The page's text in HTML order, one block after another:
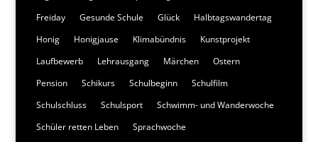
Freiday
Gesunde Schule Glück
Halbtagswandertag
Honig
Honigjause Klimabündnis
Kunstprojekt
Laufbewerb
Lehrausgang Märchen
Ostern
Pension
Schikurs Schulbeginn
Schulfilm
Schulschluss
Schulsport
Schwimm- und Wanderwoche
Schüler retten Leben
Sprachwoche